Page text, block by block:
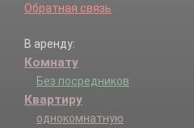
Обратная связь
В аренду:
Комнату
Без посредников
Квартиру
однокомнатную